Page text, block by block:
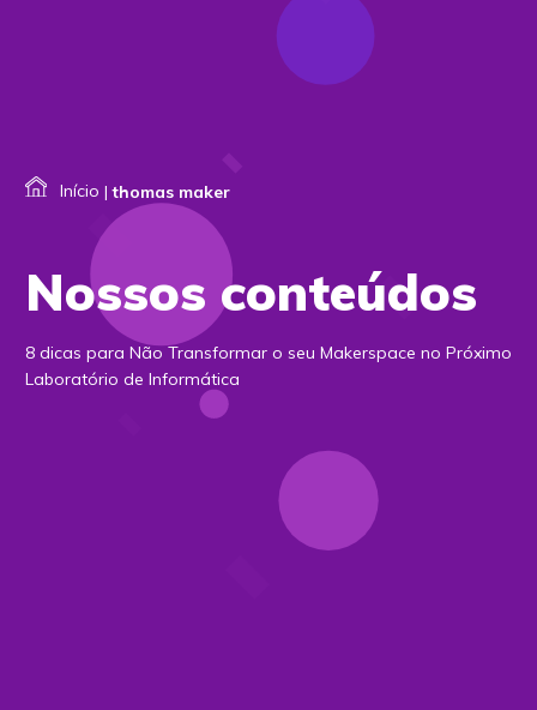
Início |thomas maker
Nossos conteúdos
8 dicas para Não Transformar o seu Makerspace no Próximo
Laboratório de Informática